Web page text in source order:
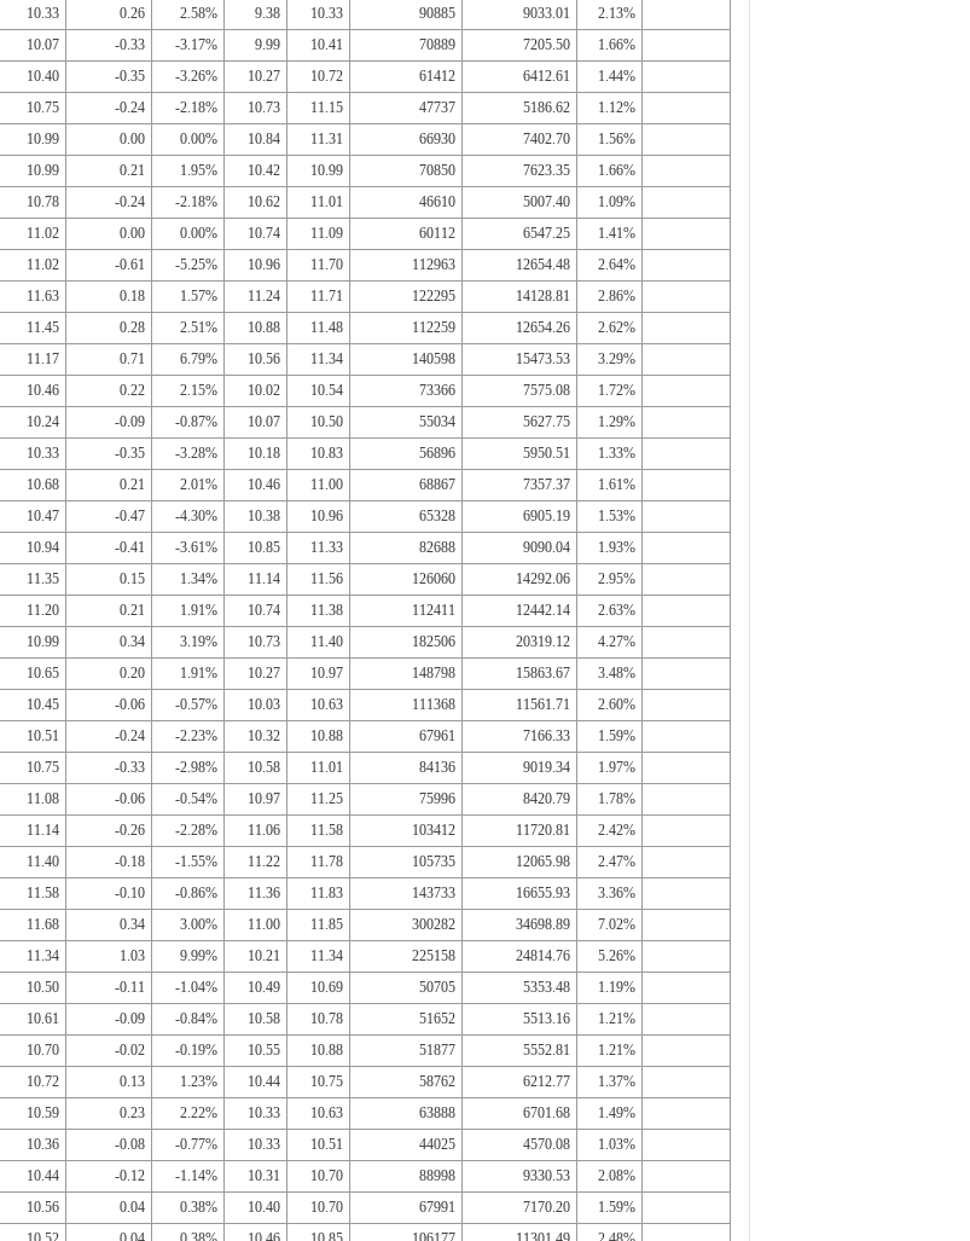
10.33 0.26 2.58% 9.38 10.33 90885 9033.01
2.13%
10.07 -0.33 -3.17% 9.99 10.41 70889 7205.50
1.66%
10.40 -0.35 -3.26% 10.27 10.72 61412 6412.61
1.44%
10.75 -0.24 -2.18% 10.73 11.15 47737 5186.62
1.12%
10.99 0.00 0.00% 10.84 11.31 66930 7402.70
1.56%
10.99 0.21 1.95% 10.42 10.99 70850 7623.35
1.66%
10.78 -0.24 -2.18% 10.62 11.01 46610 5007.40
1.09%
11.02 0.00 0.00% 10.74 11.09 60112 6547.25
1.41%
11.02 -0.61 -5.25% 10.96 11.70 112963 12654.48
2.64%
11.63 0.18 1.57% 11.24 11.71 122295 14128.81
2.86%
11.45 0.28 2.51% 10.88 11.48 112259 12654.26
2.62%
11.17 0.71 6.79% 10.56 11.34 140598 15473.53
3.29%
10.46 0.22 2.15% 10.02 10.54 73366 7575.08
1.72%
10.24 -0.09 -0.87% 10.07 10.50 55034 5627.75
1.29%
10.33 -0.35 -3.28% 10.18 10.83 56896 5950.51
1.33%
10.68 0.21 2.01% 10.46 11.00 68867 7357.37
1.61%
10.47 -0.47 -4.30% 10.38 10.96 65328 6905.19
1.53%
10.94 -0.41 -3.61% 10.85 11.33 82688 9090.04
1.93%
11.35 0.15 1.34% 11.14 11.56 126060 14292.06
2.95%
11.20 0.21 1.91% 10.74 11.38 112411 12442.14
2.63%
10.99 0.34 3.19% 10.73 11.40 182506 20319.12
4.27%
10.65 0.20 1.91% 10.27 10.97 148798 15863.67
3.48%
10.45 -0.06 -0.57% 10.03 10.63 111368 11561.71
2.60%
10.51 -0.24 -2.23% 10.32 10.88 67961 7166.33
1.59%
10.75 -0.33 -2.98% 10.58 11.01 84136 9019.34
1.97%
11.08 -0.06 -0.54% 10.97 11.25 75996 8420.79
1.78%
11.14 -0.26 -2.28% 11.06 11.58 103412 11720.81
2.42%
11.40 -0.18 -1.55% 11.22 11.78 105735 12065.98
2.47%
11.58 -0.10 -0.86% 11.36 11.83 143733 16655.93
3.36%
11.68 0.34 3.00% 11.00 11.85 300282 34698.89
7.02%
11.34 1.03 9.99% 10.21 11.34 225158 24814.76
5.26%
10.50 -0.11 -1.04% 10.49 10.69 50705 5353.48
1.19%
10.61 -0.09 -0.84% 10.58 10.78 51652 5513.16
1.21%
10.70 -0.02 -0.19% 10.55 10.88 51877 5552.81
1.21%
10.72 0.13 1.23% 10.44 10.75 58762 6212.77
1.37%
10.59 0.23 2.22% 10.33 10.63 63888 6701.68
1.49%
10.36 -0.08 -0.77% 10.33 10.51 44025 4570.08
1.03%
10.44 -0.12 -1.14% 10.31 10.70 88998 9330.53
2.08%
10.56 0.04 0.38% 10.40 10.70 67991 7170.20
1.59%